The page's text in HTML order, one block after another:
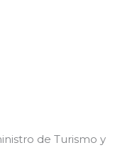
de Turismo y